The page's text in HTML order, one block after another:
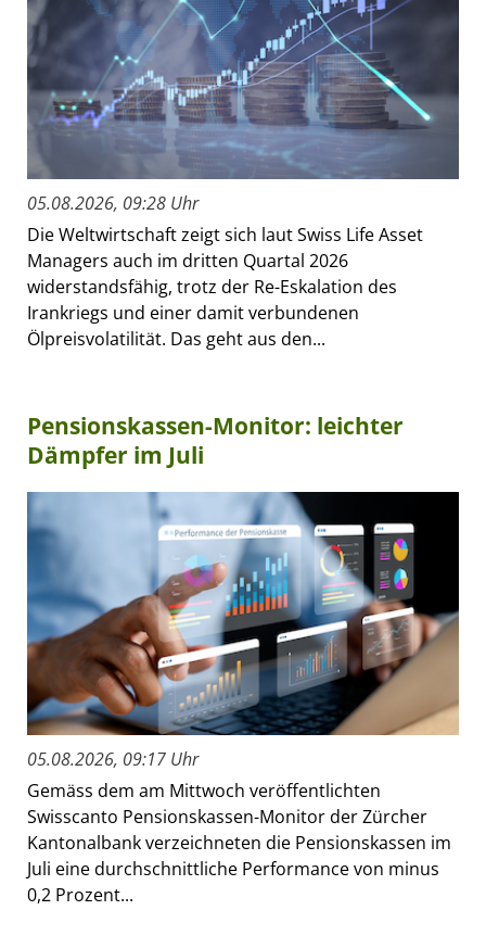
05.08.2026, 09:28 Uhr
Die Weltwirtschaft zeigt sich laut Swiss Life Asset
Managers auch im dritten Quartal 2026
widerstandsfähig, trotz der Re-Eskalation des
Irankriegs und einer damit verbundenen
Ölpreisvolatilität. Das geht aus den...
Pensionskassen-Monitor: leichter
Dämpfer im Juli
05.08.2026, 09:17 Uhr
Gemäss dem am Mittwoch veröffentlichten
Swisscanto Pensionskassen-Monitor der Zürcher
Kantonalbank verzeichneten die Pensionskassen im
Juli eine durchschnittliche Performance von minus
0,2 Prozent...